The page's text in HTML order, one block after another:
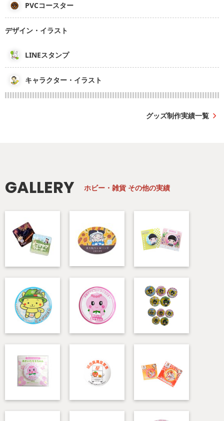
PVCコースター
デザイン・イラスト
LINEスタンプ
キャラクター・イラスト
グッズ制作実績一覧
GALLERY ホビー・雑貨 その他の実績